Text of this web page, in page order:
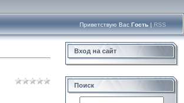
Приветствую Вас Гость | RSS
Вход на сайт
Поиск